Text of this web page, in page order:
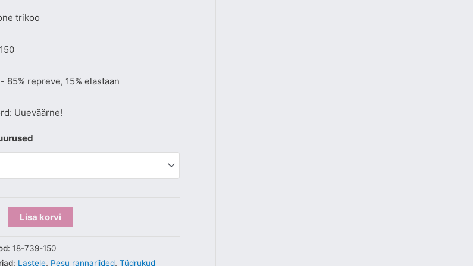
trikoo
85% repreve, 15% elastaan
Uueväärne!
Lisa korvi
18-739-150
Lastele, Pesu rannariided, Tüdrukud